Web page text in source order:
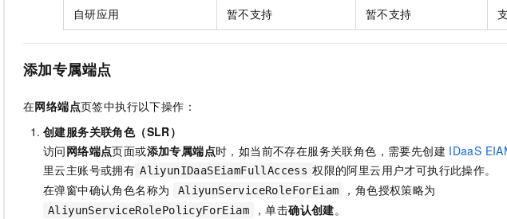
自研应用 暂不支持 暂不支持
添加专属端点
在网络端点页签中执行以下操作：
创建服务关联角色（SLR）
访问网络端点页面或添加专属端点时，如当前不存在服务关联角色，需要先创建 IDaaS
里云主账号或拥有 AliyunIDaaSEiamFullAccess 权限的阿里云用户才可执行此操作。
在弹窗中确认角色名称为
AliyunServiceRoleForEiam ，角色授权策略为
AliyunServiceRolePolicyForEiam ，单击确认创建。